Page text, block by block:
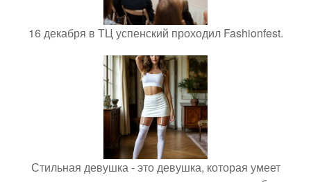
16 декабря в ТЦ успенский проходил Fashionfest.
Стильная девушка - это девушка, которая умеет